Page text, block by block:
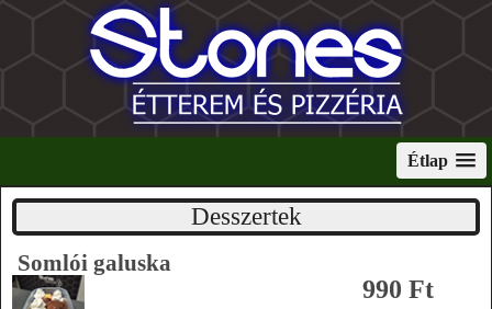
Étlap
Desszertek
Somlói galuska
990 Ft